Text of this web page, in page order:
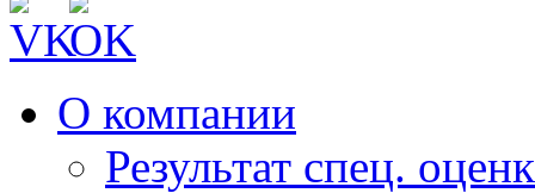
О компании
Результат спец.